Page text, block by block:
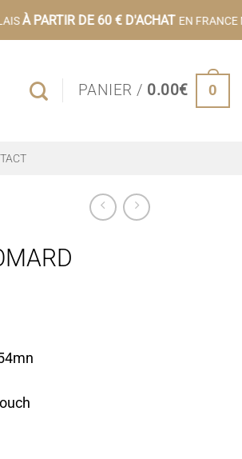
À PARTIR DE 60 € D'ACHATEN FRANCE
PANIER / 0.00€ 0